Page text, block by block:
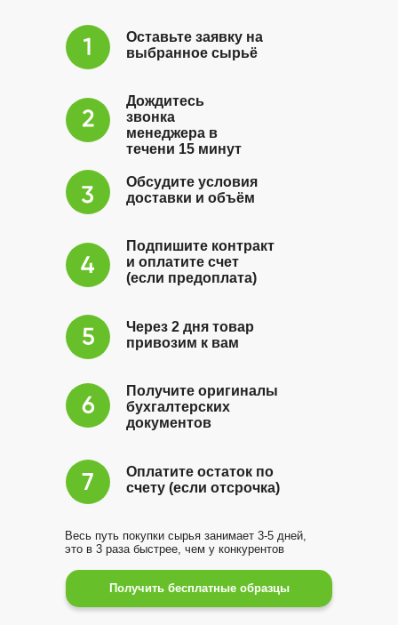
Получить бесплатные образцы
Весь путь покупки сырья занимает 3-5 дней,
это в 3 раза быстрее, чем у конкурентов
Оставьте заявку на
выбранное сырьё
Подпишите контракт
и оплатите счет
(если предоплата)
Дождитесь
звонка
менеджера в
течени 15 минут
Получите оригиналы
бухгалтерских
документов
Через 2 дня товар
привозим к вам
Обсудите условия
доставки и объём
Оплатите остаток по
счету (если отсрочка)